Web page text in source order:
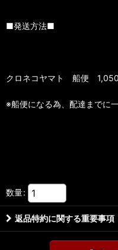
■発送方法■
クロネコヤマト 船便
※船便になる為、配達までに
数量:
返品特約に関する重要事項